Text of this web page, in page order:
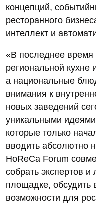
концепций,
ресторанного
интеллект и
«В последнее время
региональной кухне
а национальные
внимания к
новых заведений
уникальными
которые только
вводить абсолютно
HoReCa Forum
собрать экспертов
площадке, обсудить
возможности для